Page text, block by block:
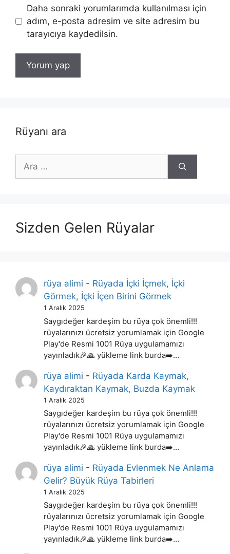
Daha sonraki yorumlarımda kullanılması için
adım, e-posta adresim ve site adresim bu
tarayıcıya kaydedilsin.
Rüyanı ara
için
Sizden Gelen Rüyalar
rüya alimi - Rüyada İçki İçmek, İçki
Görmek, İçki İçen Birini Görmek
1 Aralık 2025
Saygıdeğer kardeşim bu rüya çok önemli!!!
rüyalarınızı ücretsiz yorumlamak için Google
Play'de Resmi 1001 Rüya uygulamamızı
yayınladık🎉🙏 yükleme link burda➡️…
rüya alimi - Rüyada Karda Kaymak,
Kaydıraktan Kaymak, Buzda Kaymak
1 Aralık 2025
Saygıdeğer kardeşim bu rüya çok önemli!!!
rüyalarınızı ücretsiz yorumlamak için Google
Play'de Resmi 1001 Rüya uygulamamızı
yayınladık🎉🙏 yükleme link burda➡️…
rüya alimi - Rüyada Evlenmek Ne Anlama
Gelir? Büyük Rüya Tabirleri
1 Aralık 2025
Saygıdeğer kardeşim bu rüya çok önemli!!!
rüyalarınızı ücretsiz yorumlamak için Google
Play'de Resmi 1001 Rüya uygulamamızı
yayınladık🎉🙏 yükleme link burda➡️…